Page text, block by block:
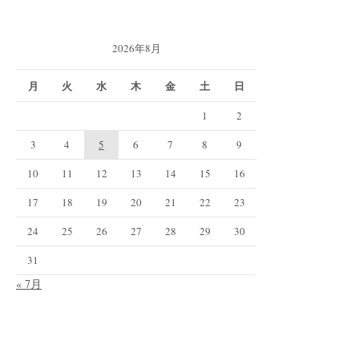
2026年8月
月 火 水 木 金 土 日
1
2
3
4 5 6 7 8
9
10
11 12 13 14 15
16
17
18 19 20 21 22
23
24
25 26 27 28 29
30
31
« 7月